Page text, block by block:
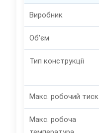
Виробник
Об'єм
Тип конструкції
Макс. робочий тиск
Макс. робоча